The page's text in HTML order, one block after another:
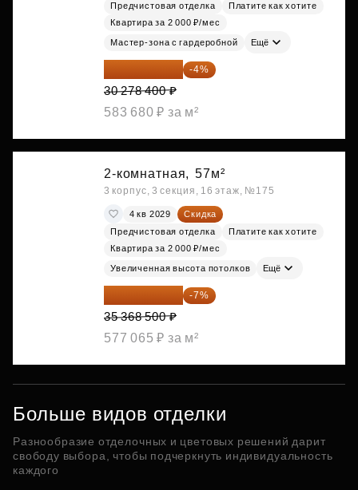
Предчистовая отделка
Платите как хотите
Квартира за 2 000 ₽/мес
Мастер-зона с гардеробной Ещё
29 067 264 ₽ -4%
30 278 400 ₽
583 680 ₽ за м²
2-комнатная, 57м²
3 корпус, 3 секция, 16 этаж, №175
4 кв 2029
Скидка
Предчистовая отделка
Платите как хотите
Квартира за 2 000 ₽/мес
Увеличенная высота потолков Ещё
32 892 705 ₽ -7%
35 368 500 ₽
577 065 ₽ за м²
Больше видов отделки
Разнообразие отделочных и цветовых решений дарит
свободу выбора, чтобы подчеркнуть индивидуальность
каждого